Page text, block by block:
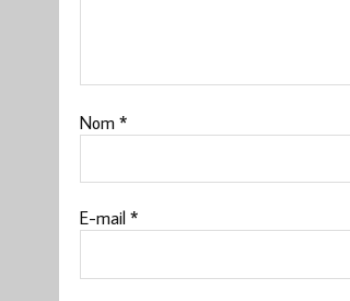
Nom *
E-mail *